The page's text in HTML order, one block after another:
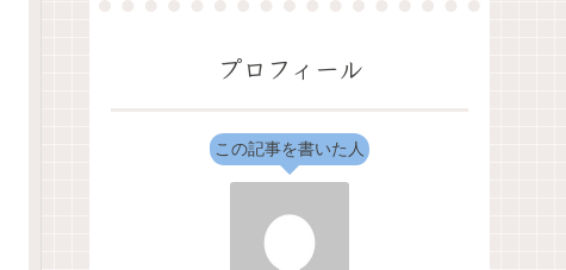
プロフィール
この記事を書いた人